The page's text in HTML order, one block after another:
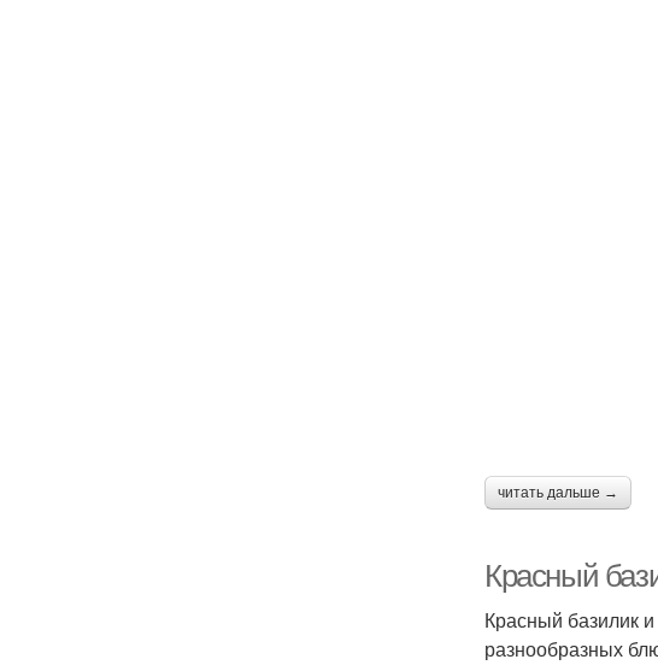
читать дальше →
Красный
Красный базилик
разнообразных